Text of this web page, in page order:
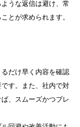
うな返信は避け、常
とが求められます。
だけ早く内容を確認
す。また、社内で対
、スムーズかつブレ